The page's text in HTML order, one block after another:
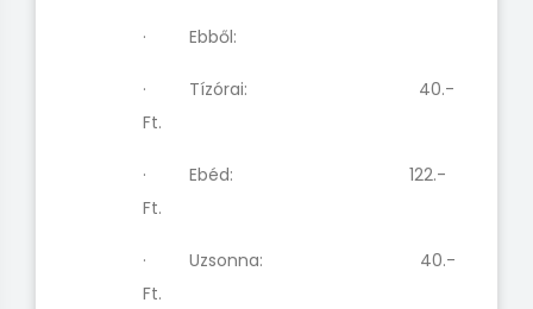
· Ebből:
· Tízórai: 40.-
Ft.
· Ebéd: 122.-
Ft.
· Uzsonna: 40.-
Ft.